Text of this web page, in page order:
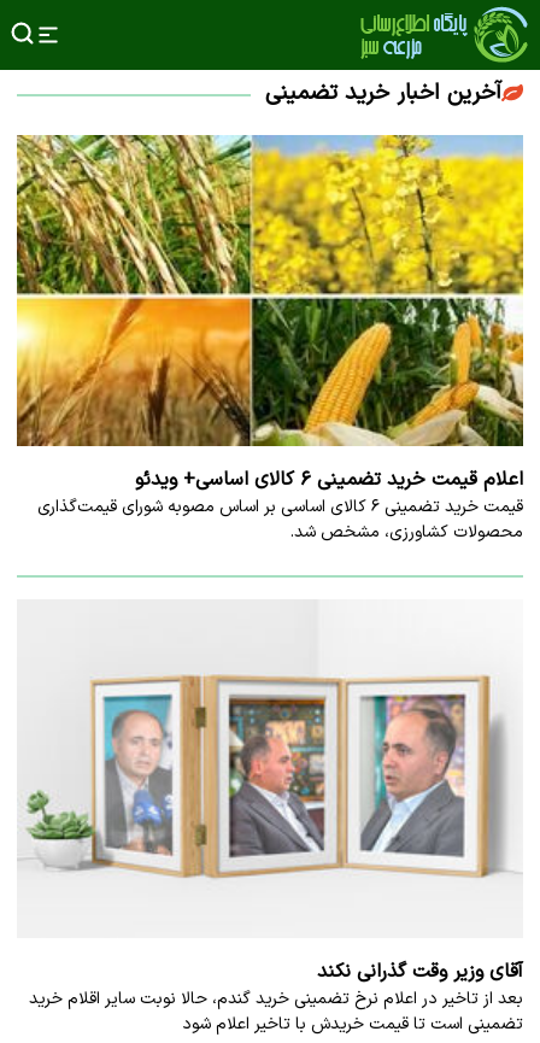
آخرین اخبار خرید تضمینی
اعلام قیمت خرید تضمینی ۶ کالای اساسی+ ویدئو
قیمت خرید تضمینی ۶ کالای اساسی بر اساس مصوبه شورای قیمت‌گذاری
محصولات کشاورزی، مشخص شد.
آقای وزیر وقت گذرانی نکند
بعد از تاخیر در اعلام نرخ تضمینی خرید گندم، حالا نوبت سایر اقلام خرید
تضمینی است تا قیمت خریدش با تاخیر اعلام شود